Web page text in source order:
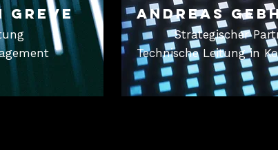
greve Andreas
Strategischer
Technische Leitung in